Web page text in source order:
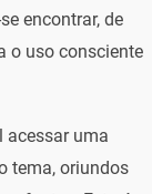
encontrar, de
o uso consciente
acessar uma
tema, oriundos